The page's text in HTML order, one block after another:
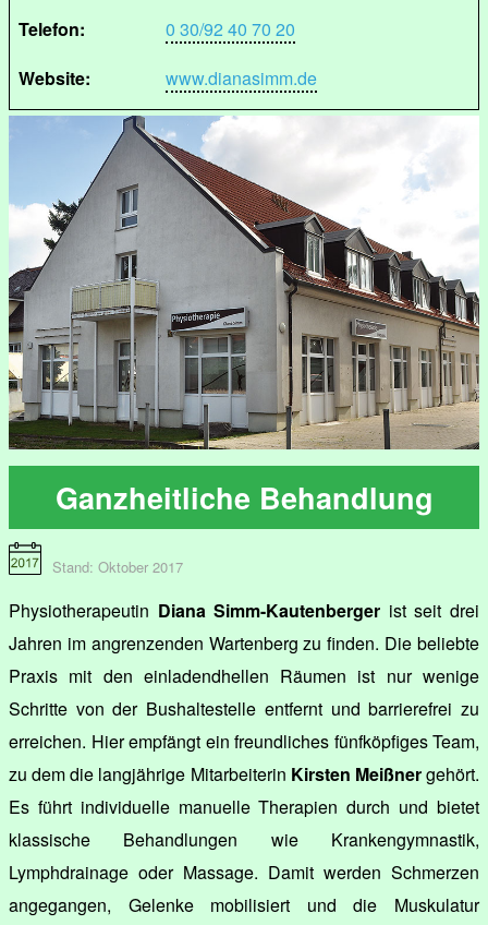
Telefon:
0 30/92 40 70 20
Website:
www.dianasimm.de
Ganzheitliche Behandlung
Stand: Oktober 2017
Physiotherapeutin Diana Simm-Kautenberger ist seit drei
Jahren im angrenzenden Wartenberg zu finden. Die beliebte
Praxis mit den einladendhellen Räumen ist nur wenige
Schritte von der Bushaltestelle entfernt und barrierefrei zu
erreichen. Hier empfängt ein freundliches fünfköpfiges Team,
zu dem die langjährige Mitarbeiterin Kirsten Meißnergehört.
Es führt individuelle manuelle Therapien durch und bietet
klassische Behandlungen wie Krankengymnastik,
Lymphdrainage oder Massage. Damit werden Schmerzen
angegangen, Gelenke mobilisiert und die Muskulatur